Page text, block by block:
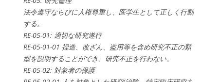
法令遵守ならびに人権尊重し、医学生として正しく行動
する。
RE-05-01: 適切な研究遂行
RE-05-01-01 捏造、改ざん、盗用等を含め研究不正の類
型を説明することができ、研究不正を行わない。
RE-05-02: 対象者の保護